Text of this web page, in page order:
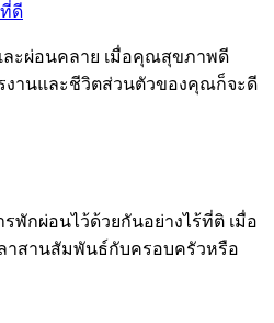
ดี
ละผ่อนคลาย เมื่อคุณสุขภาพดี
งานและชีวิตส่วนตัวของคุณก็จะดี
พักผ่อนไว้ด้วยกันอย่างไร้ที่ติ เมื่อ
ลาสานสัมพันธ์กับครอบครัวหรือ